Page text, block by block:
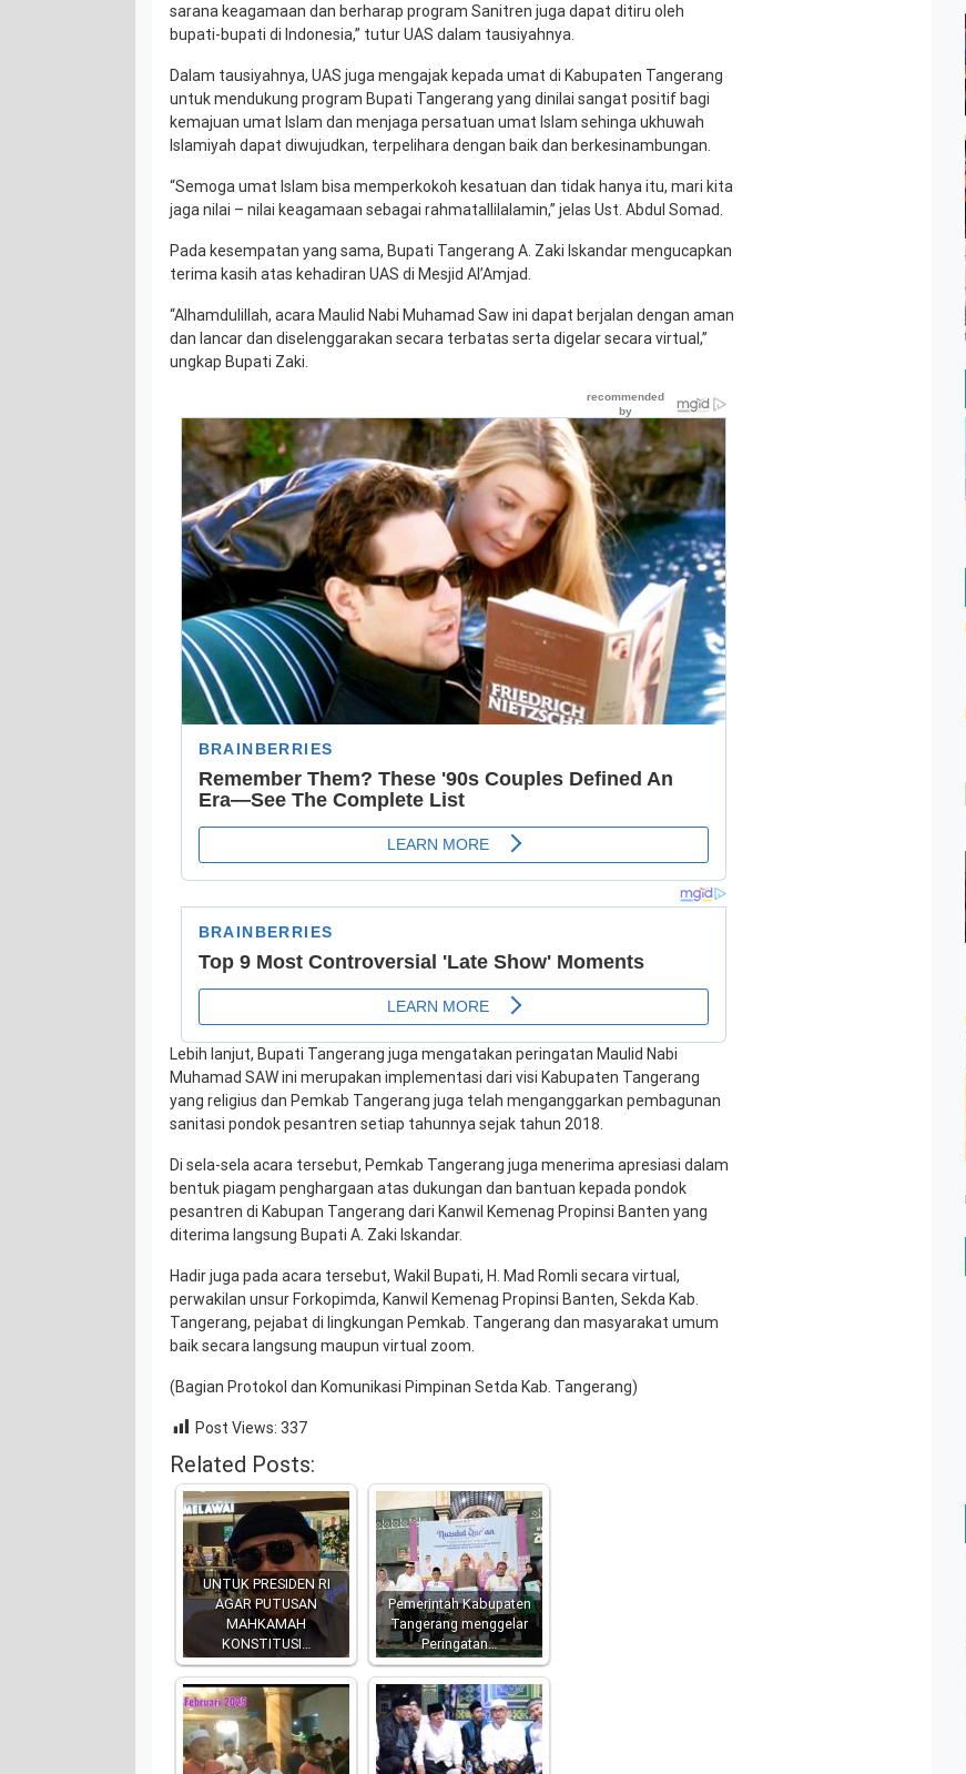
sarana keagamaan dan berharap program Sanitren juga dapat ditiru oleh
bupati-bupati di Indonesia,” tutur UAS dalam tausiyahnya.
Dalam tausiyahnya, UAS juga mengajak kepada umat di Kabupaten Tangerang
untuk mendukung program Bupati Tangerang yang dinilai sangat positif bagi
kemajuan umat Islam dan menjaga persatuan umat Islam sehinga ukhuwah
Islamiyah dapat diwujudkan, terpelihara dengan baik dan berkesinambungan.
“Semoga umat Islam bisa memperkokoh kesatuan dan tidak hanya itu, mari kita
jaga nilai – nilai keagamaan sebagai rahmatallilalamin,” jelas Ust. Abdul Somad.
Pada kesempatan yang sama, Bupati Tangerang A. Zaki Iskandar mengucapkan
terima kasih atas kehadiran UAS di Mesjid Al’Amjad.
“Alhamdulillah, acara Maulid Nabi Muhamad Saw ini dapat berjalan dengan aman
dan lancar dan diselenggarakan secara terbatas serta digelar secara virtual,”
ungkap Bupati Zaki.
Lebih lanjut, Bupati Tangerang juga mengatakan peringatan Maulid Nabi
Muhamad SAW ini merupakan implementasi dari visi Kabupaten Tangerang
yang religius dan Pemkab Tangerang juga telah menganggarkan pembagunan
sanitasi pondok pesantren setiap tahunnya sejak tahun 2018.
Di sela-sela acara tersebut, Pemkab Tangerang juga menerima apresiasi dalam
bentuk piagam penghargaan atas dukungan dan bantuan kepada pondok
pesantren di Kabupan Tangerang dari Kanwil Kemenag Propinsi Banten yang
diterima langsung Bupati A. Zaki Iskandar.
Hadir juga pada acara tersebut, Wakil Bupati, H. Mad Romli secara virtual,
perwakilan unsur Forkopimda, Kanwil Kemenag Propinsi Banten, Sekda Kab.
Tangerang, pejabat di lingkungan Pemkab. Tangerang dan masyarakat umum
baik secara langsung maupun virtual zoom.
(Bagian Protokol dan Komunikasi Pimpinan Setda Kab. Tangerang)
Post Views: 337
Related Posts:
UNTUK PRESIDEN RI
AGAR PUTUSAN
MAHKAMAH
KONSTITUSI…
Pemerintah Kabupaten
Tangerang menggelar
Peringatan…